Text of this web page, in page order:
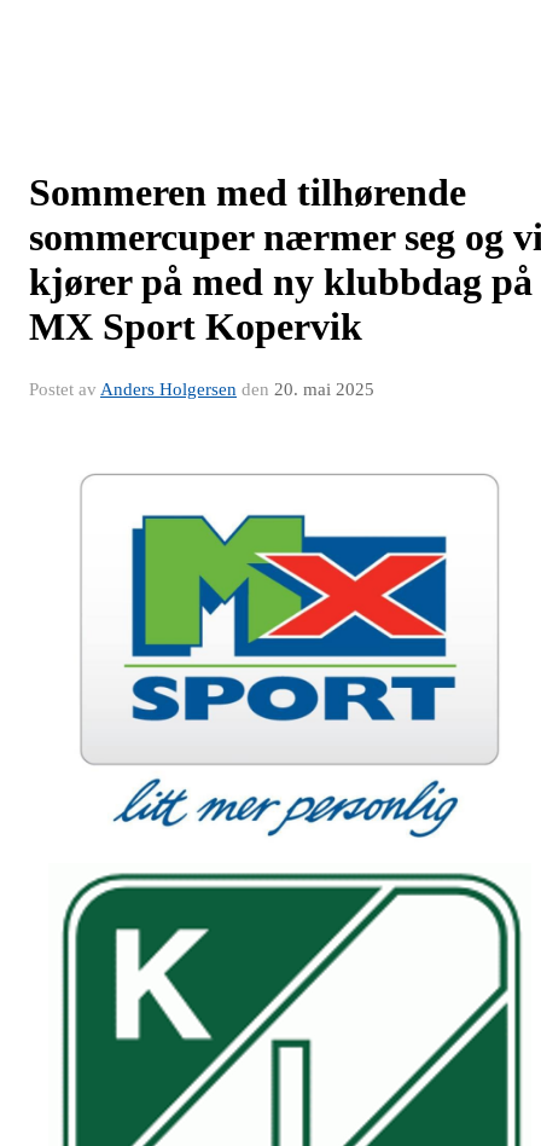
Sommeren med tilhørende
sommercuper nærmer seg og
kjører på med ny klubbdag på
MX Sport Kopervik
Postet av Anders Holgersen den 20. mai 2025